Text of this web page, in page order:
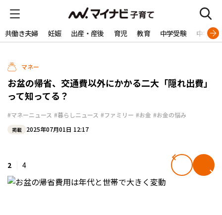
共働き夫婦 妊娠 出産・産後 育児 教育 中学受験 中学生
マネー
お盆の帰省、交通費以外にかかる二大「隠れ出費」
って知ってる？
#マネーニュース #暮らしニュース #ファミリー #お金 #お金の悩み
掲載 2025年07月01日 12:17
2 4